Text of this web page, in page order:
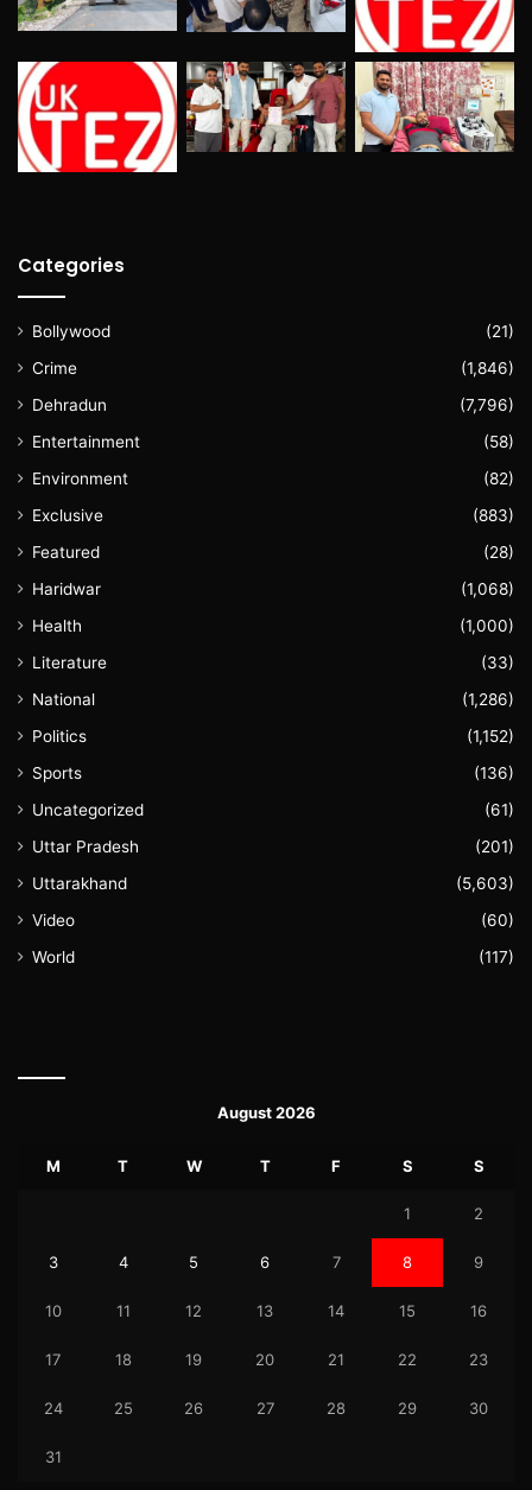
Categories
Bollywood
(21)
Crime
(1,846)
Dehradun
(7,796)
Entertainment
(58)
Environment
(82)
Exclusive
(883)
Featured
(28)
Haridwar
(1,068)
Health
(1,000)
Literature
(33)
National
(1,286)
Politics
(1,152)
Sports
(136)
Uncategorized
(61)
Uttar Pradesh
(201)
Uttarakhand
(5,603)
Video
(60)
World
(117)
August 2026
M T W T F S S
1 2
3 4 5 6 7 8 9
10 11 12 13 14 15 16
17 18 19 20 21 22 23
24 25 26 27 28 29 30
31